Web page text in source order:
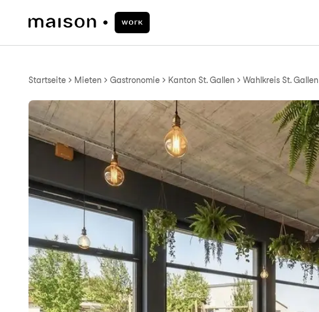
Startseite Mieten Gastronomie Kanton St. Gallen Wahlkreis St. Gallen